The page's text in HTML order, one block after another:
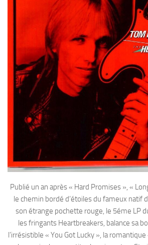
Publié un an après « Hard Promises », «
le chemin bordé d’étoiles du fameux natif
son étrange pochette rouge, le 5éme LP
les fringants Heartbreakers, balance sa
l’irrésistible « You Got Lucky », la